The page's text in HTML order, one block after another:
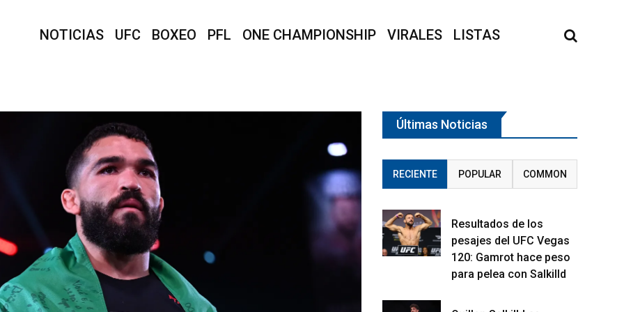
NOTICIAS UFC BOXEO PFL ONE CHAMPIONSHIP VIRALES LISTAS
Últimas Noticias
RECIENTE POPULAR COMMON
Resultados de los
pesajes del UFC Vegas
120: Gamrot hace peso
para pelea con Salkilld